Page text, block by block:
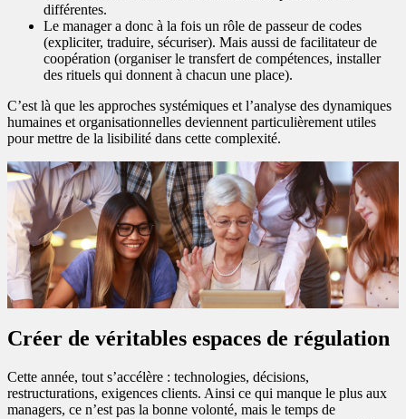
différentes.
Le manager a donc à la fois un rôle de passeur de codes
(expliciter, traduire, sécuriser). Mais aussi de facilitateur de
coopération (organiser le transfert de compétences, installer
des rituels qui donnent à chacun une place).
C’est là que les approches systémiques et l’analyse des dynamiques
humaines et organisationnelles deviennent particulièrement utiles
pour mettre de la lisibilité dans cette complexité.
Créer de véritables espaces de régulation
Cette année, tout s’accélère : technologies, décisions,
restructurations, exigences clients. Ainsi ce qui manque le plus aux
managers, ce n’est pas la bonne volonté, mais le temps de